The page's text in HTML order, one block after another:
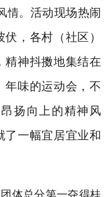
情。 活动现场热闹
，各村（社区）
精神抖擞地集结在
年味的运动会，不
扬向上的精神风
了一幅宜居宜业和
体总分第一夺得桂